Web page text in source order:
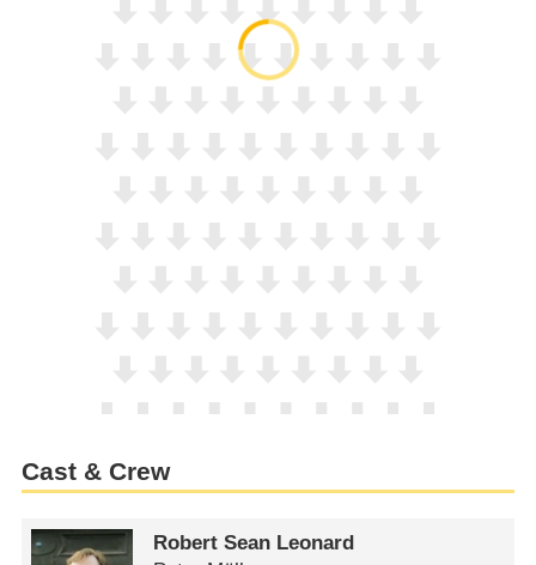
Cast & Crew
Robert Sean Leonard